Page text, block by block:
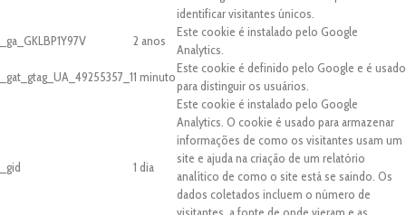
identificar visitantes únicos.
_ga_GKLBP1Y97V
2 anos
Este cookie é instalado pelo Google
Analytics.
_gat_gtag_UA_49255357_11 minuto
Este cookie é definido pelo Google e é usado
para distinguir os usuários.
_gid 1 dia
Este cookie é instalado pelo Google
Analytics. O cookie é usado para armazenar
informações de como os visitantes usam um
site e ajuda na criação de um relatório
analítico de como o site está se saindo. Os
dados coletados incluem o número de